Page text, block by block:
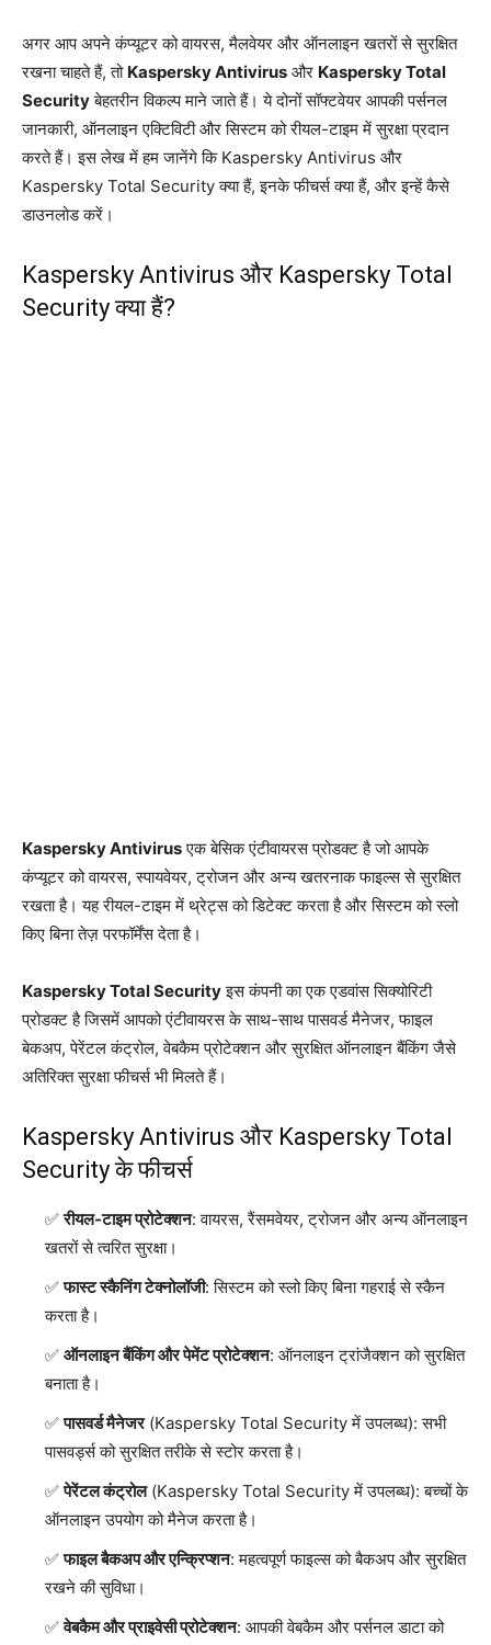
अगर आप अपने कंप्यूटर को वायरस, मैलवेयर और ऑनलाइन खतरों से सुरक्षित
रखना चाहते हैं, तो Kaspersky Antivirus और Kaspersky Total
Securityबेहतरीन विकल्प माने जाते हैं। ये दोनों सॉफ्टवेयर आपकी पर्सनल
जानकारी, ऑनलाइन एक्टिविटी और सिस्टम को रीयल-टाइम में सुरक्षा प्रदान
करते हैं। इस लेख में हम जानेंगे कि Kaspersky Antivirus और
Kaspersky Total Security क्या हैं, इनके फीचर्स क्या हैं, और इन्हें कैसे
डाउनलोड करें।
Kaspersky Antivirus और Kaspersky Total
Security क्या हैं?
Kaspersky Antivirusएक बेसिक एंटीवायरस प्रोडक्ट है जो आपके
कंप्यूटर को वायरस, स्पायवेयर, ट्रोजन और अन्य खतरनाक फाइल्स से सुरक्षित
रखता है। यह रीयल-टाइम में थ्रेट्स को डिटेक्ट करता है और सिस्टम को स्लो
किए बिना तेज़ परफॉर्मेंस देता है।
Kaspersky Total Securityइस कंपनी का एक एडवांस सिक्योरिटी
प्रोडक्ट है जिसमें आपको एंटीवायरस के साथ-साथ पासवर्ड मैनेजर, फाइल
बेकअप, पेरेंटल कंट्रोल, वेबकैम प्रोटेक्शन और सुरक्षित ऑनलाइन बैंकिंग जैसे
अतिरिक्त सुरक्षा फीचर्स भी मिलते हैं।
Kaspersky Antivirus और Kaspersky Total
Security के फीचर्स
रीयल-टाइम प्रोटेक्शन: वायरस, रैंसमवेयर, ट्रोजन और अन्य ऑनलाइन
खतरों से त्वरित सुरक्षा।
फास्ट स्कैनिंग टेक्नोलॉजी: सिस्टम को स्लो किए बिना गहराई से स्कैन
करता है।
ऑनलाइन बैंकिंग और पेमेंट प्रोटेक्शन: ऑनलाइन ट्रांजैक्शन को सुरक्षित
बनाता है।
पासवर्ड मैनेजर(Kaspersky Total Security में उपलब्ध): सभी
पासवर्ड्स को सुरक्षित तरीके से स्टोर करता है।
पेरेंटल कंट्रोल(Kaspersky Total Security में उपलब्ध): बच्चों के
ऑनलाइन उपयोग को मैनेज करता है।
फाइल बैकअप और एन्क्रिप्शन: महत्वपूर्ण फाइल्स को बैकअप और सुरक्षित
रखने की सुविधा।
वेबकैम और प्राइवेसी प्रोटेक्शन: आपकी वेबकैम और पर्सनल डाटा को